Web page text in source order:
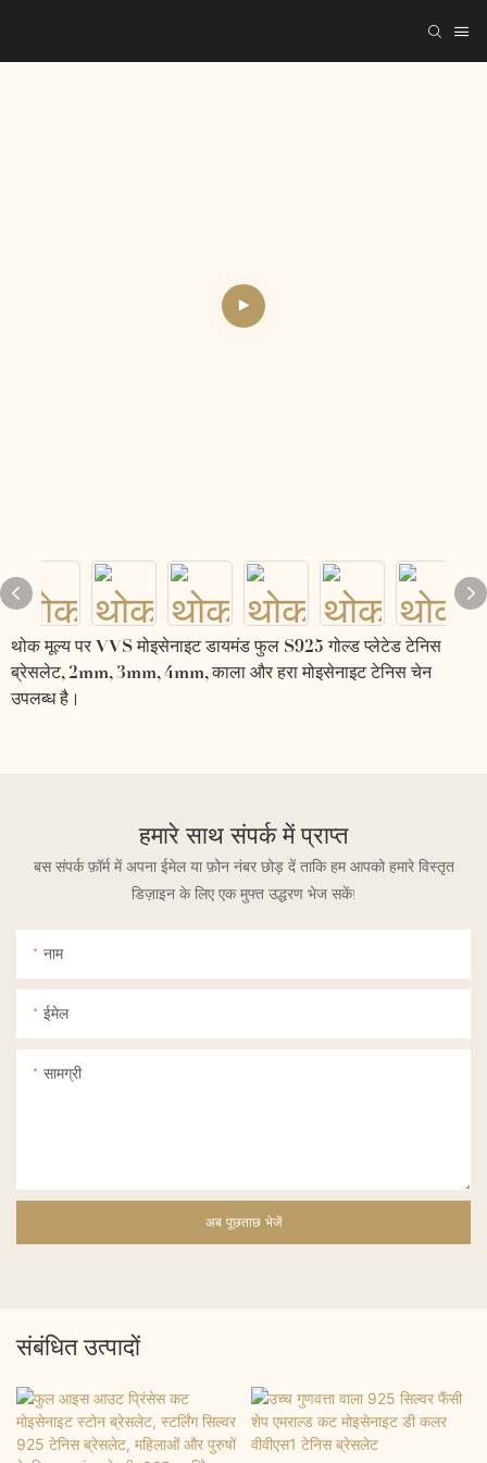
थोक मूल्य पर VVS मोइसेनाइट डायमंड फुल S925 गोल्ड प्लेटेड टेनिस
ब्रेसलेट, 2mm, 3mm, 4mm, काला और हरा मोइसेनाइट टेनिस चेन
उपलब्ध है।
हमारे साथ संपर्क में प्राप्त
बस संपर्क फ़ॉर्म में अपना ईमेल या फ़ोन नंबर छोड़ दें ताकि हम आपको हमारे विस्तृत
डिज़ाइन के लिए एक मुफ्त उद्धरण भेज सकें!
नाम
ईमेल
सामग्री
अब पूछताछ भेजें
संबंधित उत्पादों